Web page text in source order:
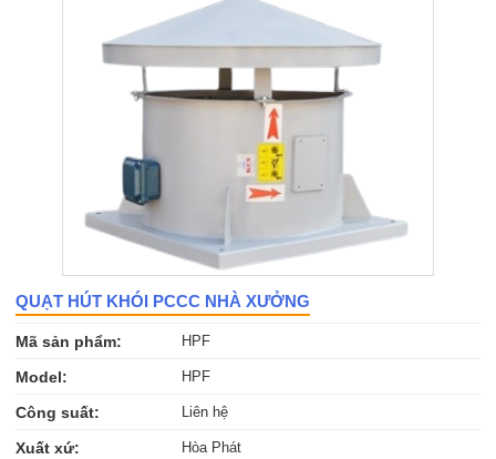
QUẠT HÚT KHÓI PCCC NHÀ XƯỞNG
Mã sản phẩm: HPF
Model: HPF
Công suất: Liên hệ
Xuất xứ: Hòa Phát